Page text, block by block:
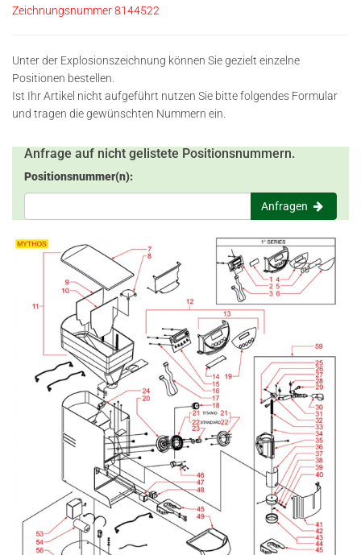
Zeichnungsnummer 8144522
Unter der Explosionszeichnung können Sie gezielt einzelne
Positionen bestellen.
Ist Ihr Artikel nicht aufgeführt nutzen Sie bitte folgendes Formular
und tragen die gewünschten Nummern ein.
Anfrage auf nicht gelistete Positionsnummern.
Positionsnummer(n):
Anfragen